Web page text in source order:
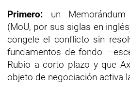
Primero: un
(MoU, por sus siglas en
congele el conflicto sin
fundamentos de fondo
Rubio a corto plazo y que
objeto de negociación activa